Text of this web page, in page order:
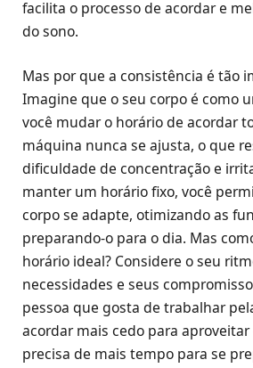
facilita o processo de acordar e
do sono.
Mas por que a consistência é tão
Imagine que o seu corpo é como
você mudar o horário de acordar
máquina nunca se ajusta, o que
dificuldade de concentração e
manter um horário fixo, você
corpo se adapte, otimizando as
preparando-o para o dia. Mas
horário ideal? Considere o seu
necessidades e seus
pessoa que gosta de trabalhar
acordar mais cedo para aproveitar
precisa de mais tempo para se